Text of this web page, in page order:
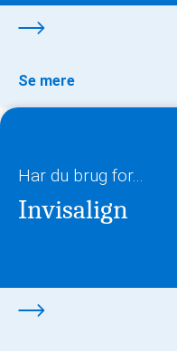
Se mere
Har du brug for...
Invisalign